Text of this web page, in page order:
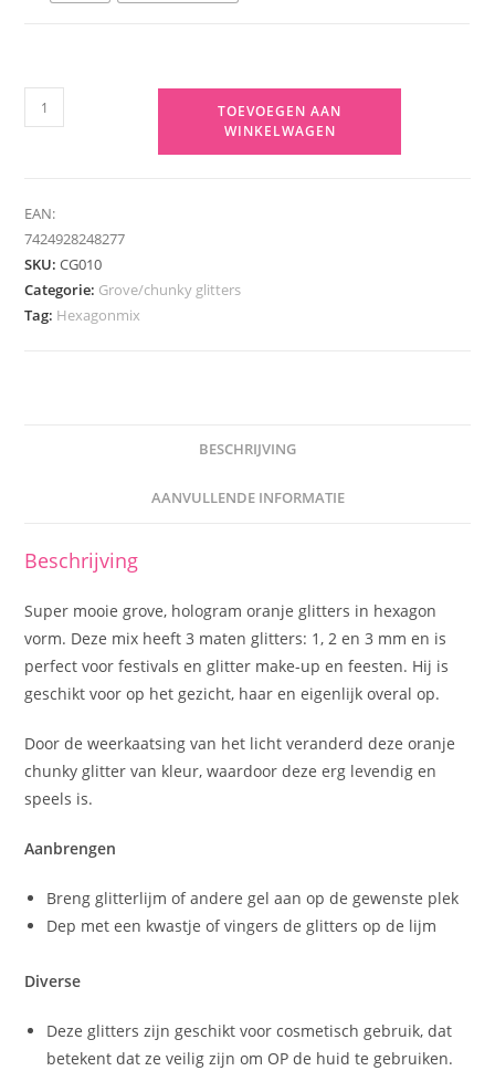
Oranje
hologram
-
1-
3
mm
aantal
TOEVOEGEN AAN
WINKELWAGEN
EAN:
7424928248277
SKU:CG010
Categorie: Grove/chunky glitters
Tag: Hexagonmix
BESCHRIJVING
AANVULLENDE INFORMATIE
Beschrijving
Super mooie grove, hologram oranje glitters in hexagon
vorm. Deze mix heeft 3 maten glitters: 1, 2 en 3 mm en is
perfect voor festivals en glitter make-up en feesten. Hij is
geschikt voor op het gezicht, haar en eigenlijk overal op.
Door de weerkaatsing van het licht veranderd deze oranje
chunky glitter van kleur, waardoor deze erg levendig en
speels is.
Aanbrengen
Breng glitterlijm of andere gel aan op de gewenste plek
Dep met een kwastje of vingers de glitters op de lijm
Diverse
Deze glitters zijn geschikt voor cosmetisch gebruik, dat
betekent dat ze veilig zijn om OP de huid te gebruiken.